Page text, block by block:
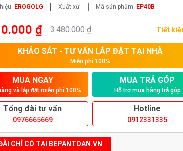
EROGOLG | Xuất xứ | Mã sản phẩm EP40B
₫ 3.480.000 ₫ Tiết
KHẢO SÁT - TƯ VẤN LẮP ĐẶT TẠI NHÀ
Miễn phí 100%
MUA NGAY
và lắp đặt miễn phí 100%
MUA TRẢ GÓP
Hỗ trợ mua hàng trả góp
Tổng đài tư vấn
0976665669
Hotline
0912331335
CHỈ CÓ TẠI BEPANTOAN.VN